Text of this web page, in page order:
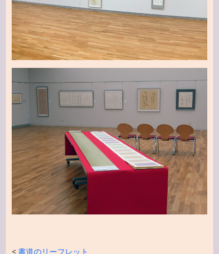
<書道のリーフレット